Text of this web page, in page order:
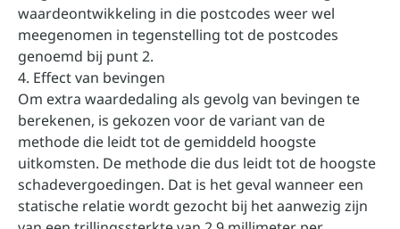
waardeontwikkeling in die postcodes weer wel
meegenomen in tegenstelling tot de postcodes
genoemd bij punt 2.
4. Effect van bevingen
Om extra waardedaling als gevolg van bevingen te
berekenen, is gekozen voor de variant van de
methode die leidt tot de gemiddeld hoogste
uitkomsten. De methode die dus leidt tot de hoogste
schadevergoedingen. Dat is het geval wanneer een
statische relatie wordt gezocht bij het aanwezig zijn